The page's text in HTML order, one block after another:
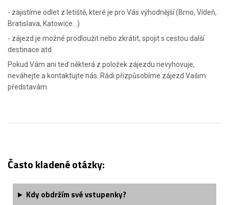
- zajistíme odlet z letiště, které je pro Vás výhodnější (Brno, Vídeň,
Bratislava, Katowice...)
- zájezd je možné prodloužit nebo zkrátit, spojit s cestou další
destinace atd.
Pokud Vám ani teď některá z položek zájezdu nevyhovuje,
neváhejte a kontaktujte nás. Rádi přizpůsobíme zájezd Vašim
představám.
Často kladené otázky:
Kdy obdržím své vstupenky?